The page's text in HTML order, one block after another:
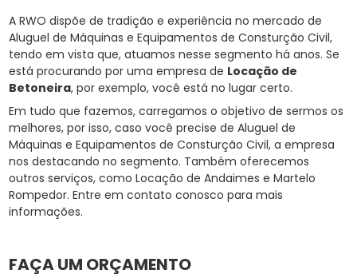
A RWO dispõe de tradição e experiência no mercado de
Aluguel de Máquinas e Equipamentos de Consturção Civil,
tendo em vista que, atuamos nesse segmento há anos. Se
está procurando por uma empresa de Locação de
Betoneira, por exemplo, você está no lugar certo.
Em tudo que fazemos, carregamos o objetivo de sermos os
melhores, por isso, caso você precise de Aluguel de
Máquinas e Equipamentos de Consturção Civil, a empresa
nos destacando no segmento. Também oferecemos
outros serviços, como Locação de Andaimes e Martelo
Rompedor. Entre em contato conosco para mais
informações.
FAÇA UM ORÇAMENTO